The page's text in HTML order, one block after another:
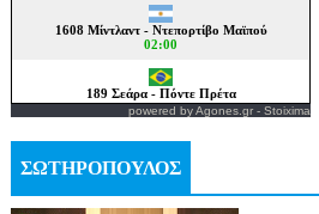
powered byAgones.gr- Stoixima
ΣΩΤΗΡΟΠΟΥΛΟΣ